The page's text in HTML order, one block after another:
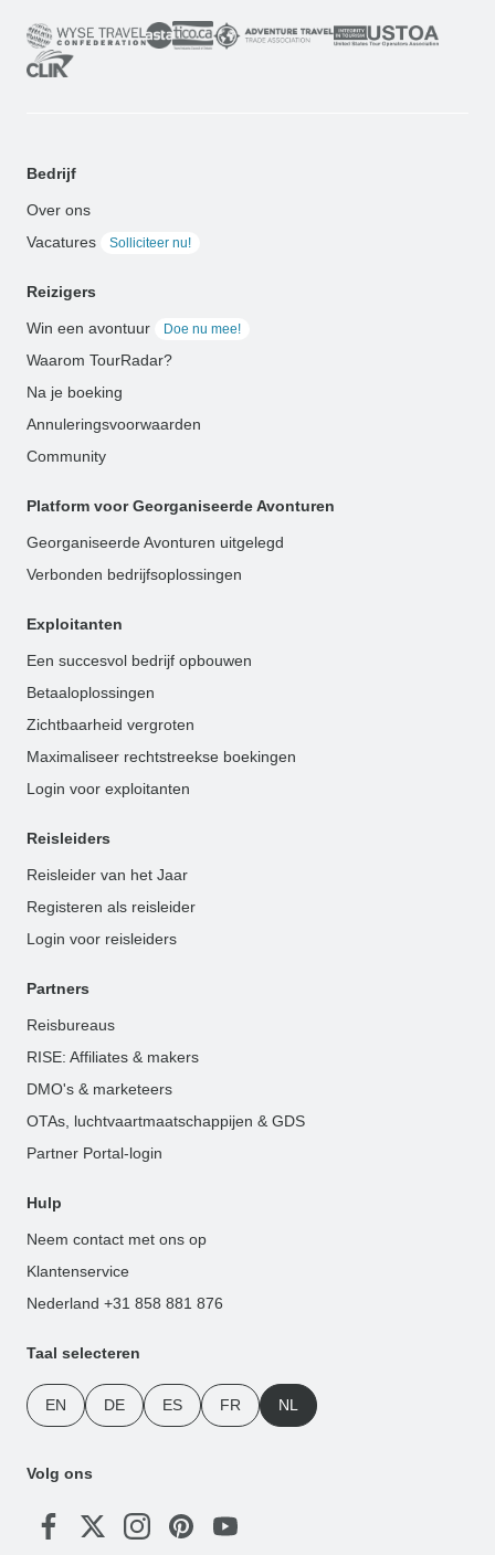
Bedrijf
Over ons
Vacatures
Solliciteer nu!
Reizigers
Win een avontuur Doe nu mee!
Waarom TourRadar?
Na je boeking
Annuleringsvoorwaarden
Community
Platform voor Georganiseerde Avonturen
Georganiseerde Avonturen uitgelegd
Verbonden bedrijfsoplossingen
Exploitanten
Een succesvol bedrijf opbouwen
Betaaloplossingen
Zichtbaarheid vergroten
Maximaliseer rechtstreekse boekingen
Login voor exploitanten
Reisleiders
Reisleider van het Jaar
Registeren als reisleider
Login voor reisleiders
Partners
Reisbureaus
RISE: Affiliates & makers
DMO's & marketeers
OTAs, luchtvaartmaatschappijen & GDS
Partner Portal-login
Hulp
Neem contact met ons op
Klantenservice
Nederland +31 858 881 876
Taal selecteren
EN DE ES FR NL
Volg ons